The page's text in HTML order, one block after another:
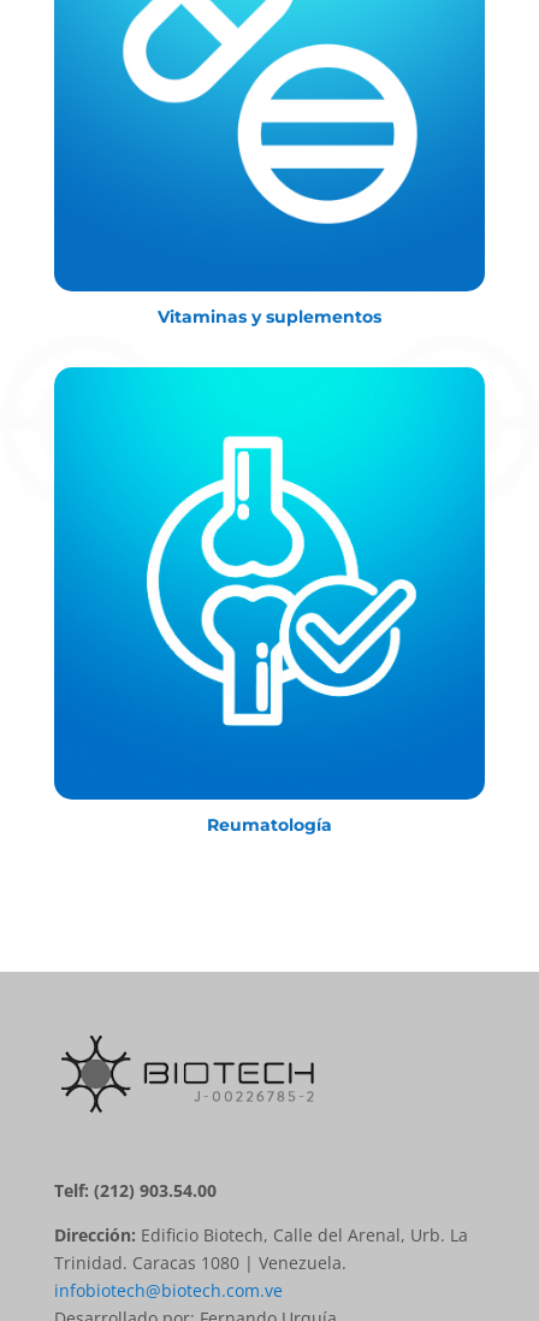
Vitaminas y suplementos
Reumatología
Telf: (212) 903.54.00
Dirección: Edificio Biotech, Calle del Arenal, Urb. La
Trinidad. Caracas 1080 | Venezuela.
infobiotech@biotech.com.ve